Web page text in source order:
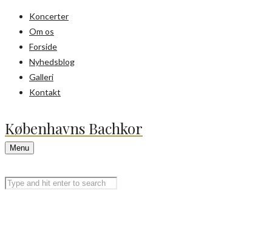
Koncerter
Om os
Forside
Nyhedsblog
Galleri
Kontakt
Københavns Bachkor
Menu